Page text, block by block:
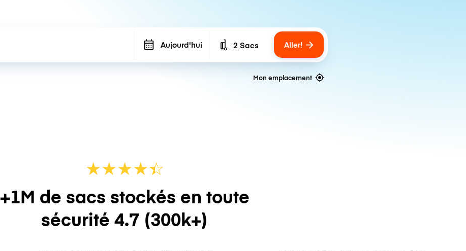
Aujourd'hui Number of bags
2 Sacs Aller!
Mon emplacement
★★★★☆
★
+1M de sacs stockés en toute
sécurité 4.7 (300k+)